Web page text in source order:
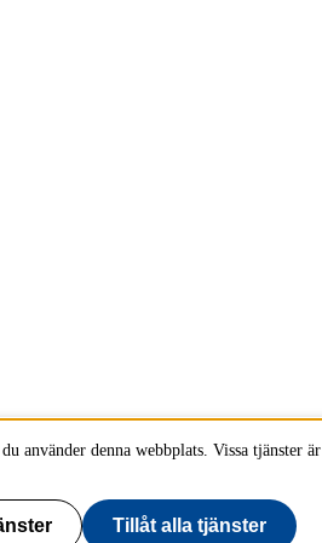
använder denna webbplats. Vissa tjänster är
Tillåt alla tjänster